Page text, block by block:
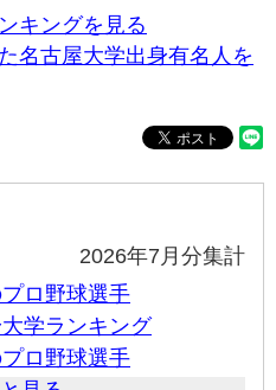
キングを見る
名古屋大学出身有名人を
2026年7月分集計
ロ野球選手
学ランキング
ロ野球選手